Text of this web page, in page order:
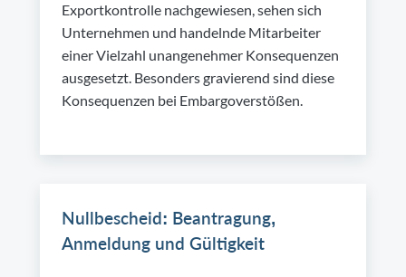
Exportkontrolle nachgewiesen, sehen sich
Unternehmen und handelnde Mitarbeiter
einer Vielzahl unangenehmer Konsequenzen
ausgesetzt. Besonders gravierend sind diese
Konsequenzen bei Embargoverstößen.
Nullbescheid: Beantragung,
Anmeldung und Gültigkeit